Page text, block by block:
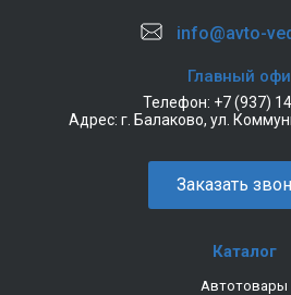
info@avto-
Главный
Телефон: +7 (937)
Адрес: г. Балаково, ул.
Заказать
Каталог
Автотовары